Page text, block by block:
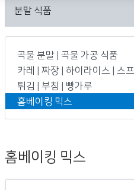
분말 식품
곡물 분말 | 곡물 가공 식품
카레 | 짜장 | 하이라이스 | 스프
튀김 | 부침 | 빵가루
홈베이킹 믹스
홈베이킹 믹스